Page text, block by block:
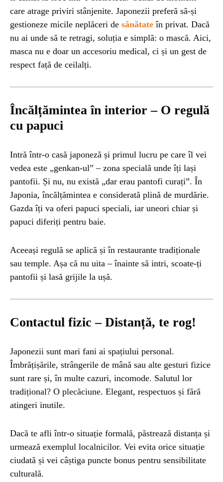
care atrage priviri stânjenite. Japonezii preferă să-și
gestioneze micile neplăceri de sănătate în privat. Dacă
nu ai unde să te retragi, soluția e simplă: o mască. Aici,
masca nu e doar un accesoriu medical, ci și un gest de
respect față de ceilalți.
Încălțămintea în interior – O regulă
cu papuci
Intră într-o casă japoneză și primul lucru pe care îl vei
vedea este „genkan-ul” – zona specială unde îți lași
pantofii. Și nu, nu există „dar erau pantofi curați”. În
Japonia, încălțămintea e considerată plină de murdărie.
Gazda îți va oferi papuci speciali, iar uneori chiar și
papuci diferiți pentru baie.
Aceeași regulă se aplică și în restaurante tradiționale
sau temple. Așa că nu uita – înainte să intri, scoate-ți
pantofii și lasă grijile la ușă.
Contactul fizic – Distanță, te rog!
Japonezii sunt mari fani ai spațiului personal.
Îmbrățișările, strângerile de mână sau alte gesturi fizice
sunt rare și, în multe cazuri, incomode. Salutul lor
tradițional? O plecăciune. Elegant, respectuos și fără
atingeri inutile.
Dacă te afli într-o situație formală, păstrează distanța și
urmează exemplul localnicilor. Vei evita orice situație
ciudată și vei câștiga puncte bonus pentru sensibilitate
culturală.